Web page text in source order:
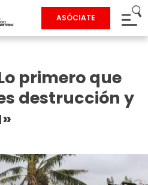
ASÓCIATE
primero que
destrucción y